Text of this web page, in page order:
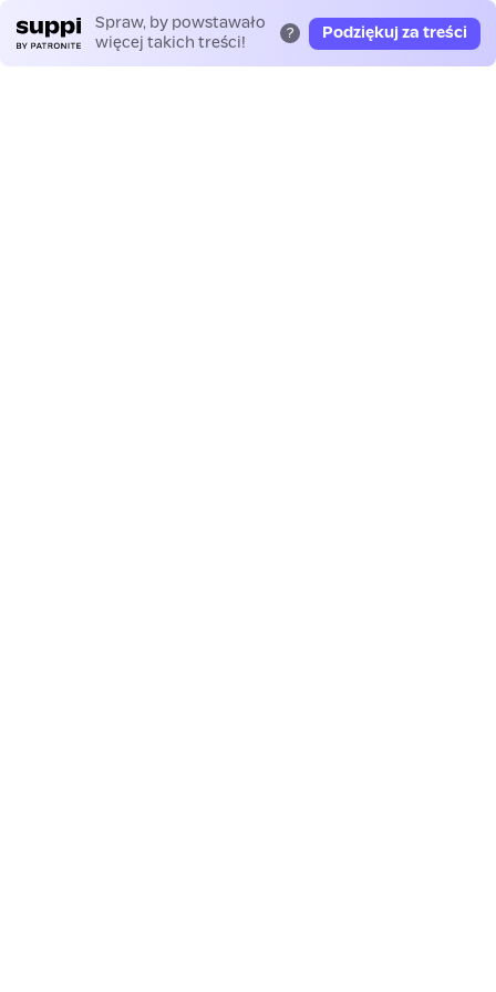
Spraw, by powstawało
więcej takich treści!
? Podziękuj za treści